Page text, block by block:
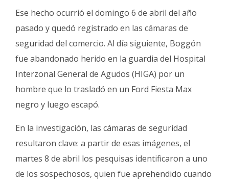
Ese hecho ocurrió el domingo 6 de abril del año
pasado y quedó registrado en las cámaras de
seguridad del comercio. Al día siguiente, Boggón
fue abandonado herido en la guardia del Hospital
Interzonal General de Agudos (HIGA) por un
hombre que lo trasladó en un Ford Fiesta Max
negro y luego escapó.
En la investigación, las cámaras de seguridad
resultaron clave: a partir de esas imágenes, el
martes 8 de abril los pesquisas identificaron a uno
de los sospechosos, quien fue aprehendido cuando